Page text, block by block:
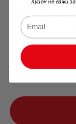
Купон не важи